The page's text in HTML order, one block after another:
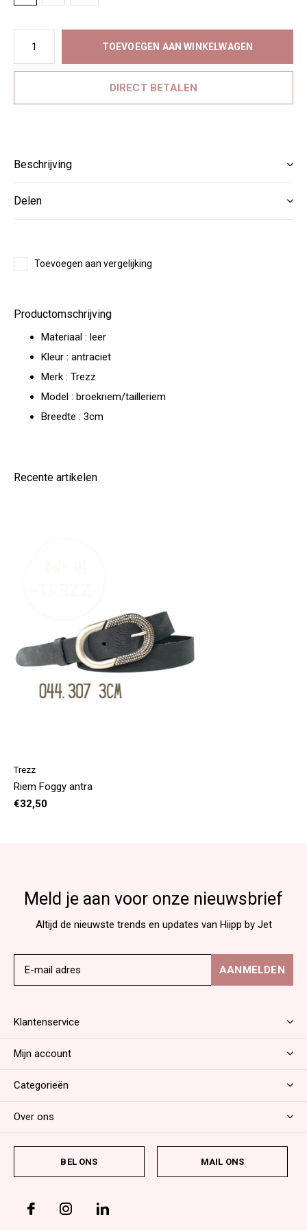
TOEVOEGEN AAN WINKELWAGEN
DIRECT BETALEN
Beschrijving
Delen
Toevoegen aan vergelijking
Productomschrijving
Materiaal : leer
Kleur : antraciet
Merk : Trezz
Model : broekriem/tailleriem
Breedte : 3cm
Recente artikelen
Trezz
Riem Foggy antra
€32,50
Meld je aan voor onze nieuwsbrief
Altijd de nieuwste trends en updates van Hiipp by Jet
AANMELDEN
Klantenservice
Mijn account
Categorieën
Over ons
BEL ONS MAIL ONS